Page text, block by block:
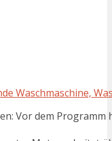
Waschmaschine,
Vor dem